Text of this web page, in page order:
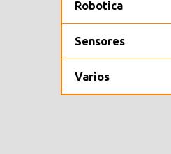
Robotica
Sensores
Varios